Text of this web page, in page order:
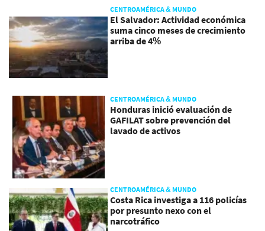
CENTROAMÉRICA & MUNDO
El Salvador: Actividad económica
suma cinco meses de crecimiento
arriba de 4%
CENTROAMÉRICA & MUNDO
Honduras inició evaluación de
GAFILAT sobre prevención del
lavado de activos
CENTROAMÉRICA & MUNDO
Costa Rica investiga a 116 policías
por presunto nexo con el
narcotráfico